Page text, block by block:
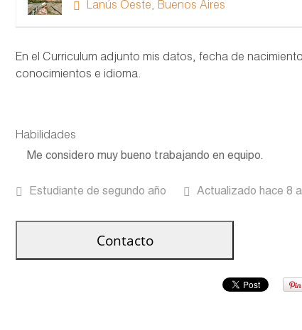
Lanús Oeste, Buenos Aires
En el Curriculum adjunto mis datos, fecha de
conocimientos e idioma.
Habilidades
Me considero muy bueno trabajando en equipo.
Estudiante de segundo año Actualizado hace 8